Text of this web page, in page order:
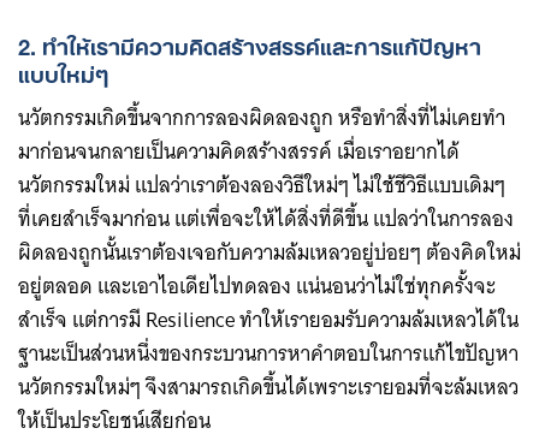
2. ทำให้เรามีความคิดสร้างสรรค์และการแก้ปัญหา
แบบใหม่ๆ
นวัตกรรมเกิดขึ้นจากการลองผิดลองถูก หรือทำสิ่งที่ไม่เคยทำ
มาก่อนจนกลายเป็นความคิดสร้างสรรค์ เมื่อเราอยากได้
นวัตกรรมใหม่ แปลว่าเราต้องลองวิธีใหม่ๆ ไม่ใช้ชีวิธีแบบเดิมๆ
ที่เคยสำเร็จมาก่อน แต่เพื่อจะให้ได้สิ่งที่ดีขึ้น แปลว่าในการลอง
ผิดลองถูกนั้นเราต้องเจอกับความล้มเหลวอยู่บ่อยๆ ต้องคิดใหม่
อยู่ตลอด และเอาไอเดียไปทดลอง แน่นอนว่าไม่ใช่ทุกครั้งจะ
สำเร็จ แต่การมี Resilience ทำให้เรายอมรับความล้มเหลวได้ใน
ฐานะเป็นส่วนหนึ่งของกระบวนการหาคำตอบในการแก้ไขปัญหา
นวัตกรรมใหม่ๆ จึงสามารถเกิดขึ้นได้เพราะเรายอมที่จะล้มเหลว
ให้เป็นประโยชน์เสียก่อน